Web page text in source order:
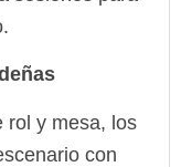
rol y mesa, los
con